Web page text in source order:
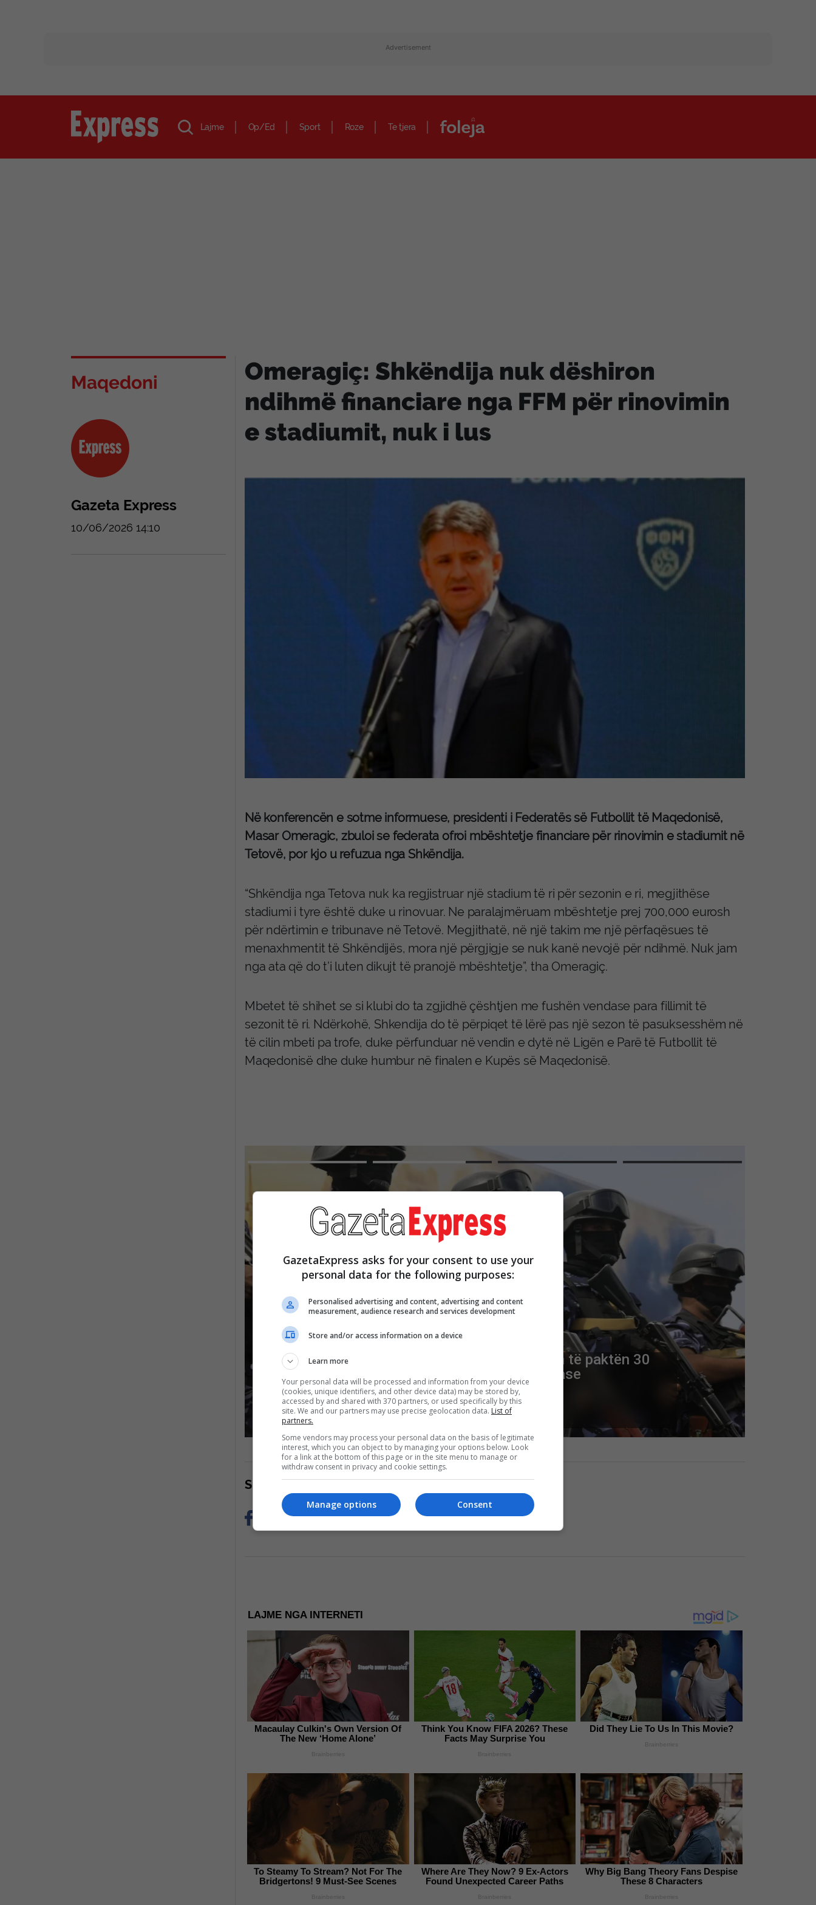
Advertisement
Lajme Op/Ed Sport Roze Te tjera
Maqedoni
Gazeta Express
10/06/2026 14:10
Omeragiç: Shkëndija nuk dëshiron
ndihmë financiare nga FFM për rinovimin
e stadiumit, nuk i lus
Në konferencën e sotme informuese, presidenti i Federatës së Futbollit të Maqedonisë,
Masar Omeragic, zbuloi se federata ofroi mbështetje financiare për rinovimin e stadiumit në
Tetovë, por kjo u refuzua nga Shkëndija.
“Shkëndija nga Tetova nuk ka regjistruar një stadium të ri për sezonin e ri, megjithëse
stadiumi i tyre është duke u rinovuar. Ne paralajmëruam mbështetje prej 700,000 eurosh
për ndërtimin e tribunave në Tetovë. Megjithatë, në një takim me një përfaqësues të
menaxhmentit të Shkëndijës, mora një përgjigje se nuk kanë nevojë për ndihmë. Nuk jam
nga ata që do t’i luten dikujt të pranojë mbështetje”, tha Omeragiç.
Mbetet të shihet se si klubi do ta zgjidhë çështjen me fushën vendase para fillimit të
sezonit të ri. Ndërkohë, Shkendija do të përpiqet të lërë pas një sezon të pasuksesshëm në
të cilin mbeti pa trofe, duke përfunduar në vendin e dytë në Ligën e Parë të Futbollit të
Maqedonisë dhe duke humbur në finalen e Kupës së Maqedonisë.
Ukraina godet dy rafineri nafte thellë në territorin
Read more
Advertisement
Skip Ad ❯
Share Now
LAJME NGA INTERNETI
Macaulay Culkin's Own Version Of
The New ‘Home Alone’
Brainberries
Think You Know FIFA 2026? These
Facts May Surprise You
Brainberries
Did They Lie To Us In This Movie?
Brainberries
To Steamy To Stream? Not For The
Bridgertons! 9 Must-See Scenes
Brainberries
Where Are They Now? 9 Ex-Actors
Found Unexpected Career Paths
Brainberries
Why Big Bang Theory Fans Despise
These 8 Characters
Brainberries
GazetaExpress asks for your consent to use your
personal data for the following purposes:
Personalised advertising and content, advertising and content
measurement, audience research and services development
Store and/or access information on a device
Learn more
Your personal data will be processed and information from your device
(cookies, unique identifiers, and other device data) may be stored by,
accessed by and shared with 370 partners, or used specifically by this
site. We and our partners may use precise geolocation data. List of
partners.
Some vendors may process your personal data on the basis of legitimate
interest, which you can object to by managing your options below. Look
for a link at the bottom of this page or in the site menu to manage or
withdraw consent in privacy and cookie settings.
Consent
Manage options